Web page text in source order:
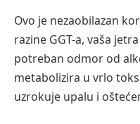
Ovo je nezaobilazan
razine GGT-a, vaša
potreban odmor od
metabolizira u vrlo
uzrokuje upalu i